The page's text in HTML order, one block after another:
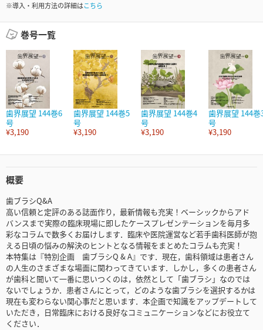
※導入・利用方法の詳細はこちら
巻号一覧
歯界展望 144巻6
号
¥3,190
歯界展望 144巻5
号
¥3,190
歯界展望 144巻4
号
¥3,190
歯界展望 144巻
号
¥3,190
概要
歯ブラシQ&A
高い信頼と定評のある誌面作り，最新情報も充実！ベーシックからアド
バンスまで実際の臨床現場に即したケースプレゼンテーションを毎月多
彩なコラムで数多くお届けします．臨床や医院運営など若手歯科医師が抱
える日頃の悩みの解決のヒントとなる情報をまとめたコラムも充実！
本特集は『特別企画 歯ブラシQ & A』です．現在，歯科領域は患者さん
の人生のさまざまな場面に関わってきています．しかし，多くの患者さん
が歯科と聞いて一番に思いつくのは，依然として「歯ブラシ」なのでは
ないでしょうか．患者さんにとって，どのような歯ブラシを選択するかは
現在も変わらない関心事だと思います．本企画で知識をアップデートして
いただき，日常臨床における良好なコミュニケーションなどにお役立て
ください．